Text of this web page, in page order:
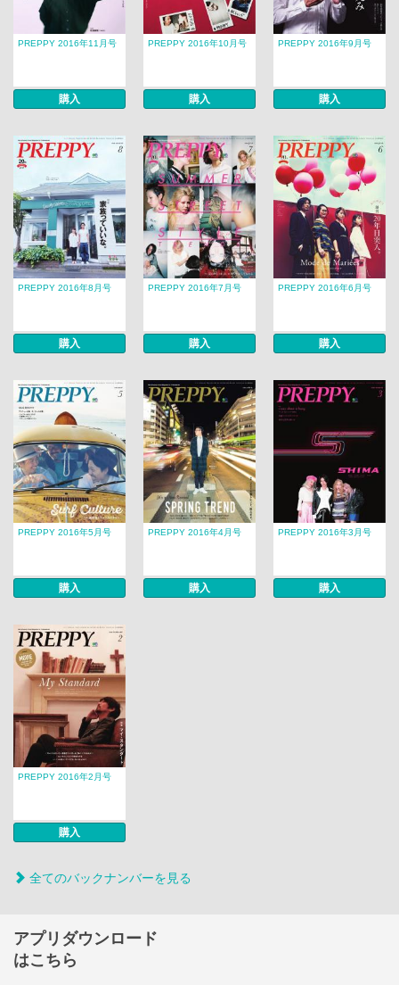
PREPPY 2016年11月号
購入
PREPPY 2016年10月号
購入
PREPPY 2016年9月号
購入
PREPPY 2016年8月号
購入
PREPPY 2016年7月号
購入
PREPPY 2016年6月号
購入
PREPPY 2016年5月号
購入
PREPPY 2016年4月号
購入
PREPPY 2016年3月号
購入
PREPPY 2016年2月号
購入
全てのバックナンバーを見る
アプリダウンロード
はこちら